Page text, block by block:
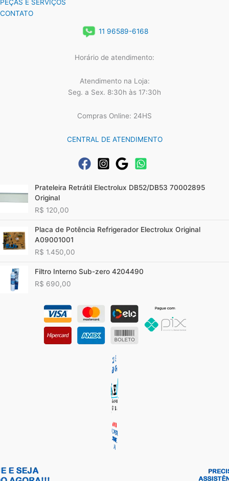
PEÇAS E SERVIÇOS
CONTATO
11 96589-6168
Horário de atendimento:
Atendimento na Loja:
Seg. a Sex. 8:30h às 17:30h
Compras Online: 24HS
CENTRAL DE ATENDIMENTO
Prateleira Retrátil Electrolux DB52/DB53 70002895
Original
R$ 120,00
Placa de Potência Refrigerador Electrolux Original
A09001001
R$ 1.450,00
Filtro Interno Sub-zero 4204490
R$ 690,00